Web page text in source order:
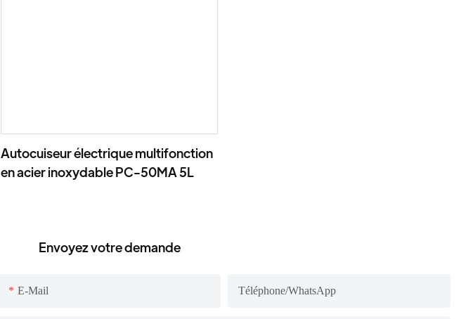
Autocuiseur électrique multifonction
en acier inoxydable PC-50MA 5L
Envoyez votre demande
E-Mail Téléphone/WhatsApp